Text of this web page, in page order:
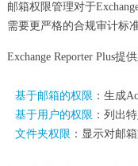
邮箱权限管理对于
需要更严格的合规审计标
Exchange Reporter Plus提
基于邮箱的权限 ：生成
基于用户的权限 ：列出
文件夹权限 ：显示对邮